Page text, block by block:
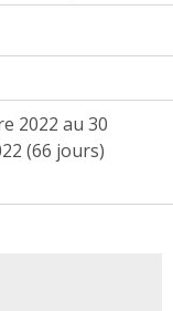
2022 au 30
(66 jours)